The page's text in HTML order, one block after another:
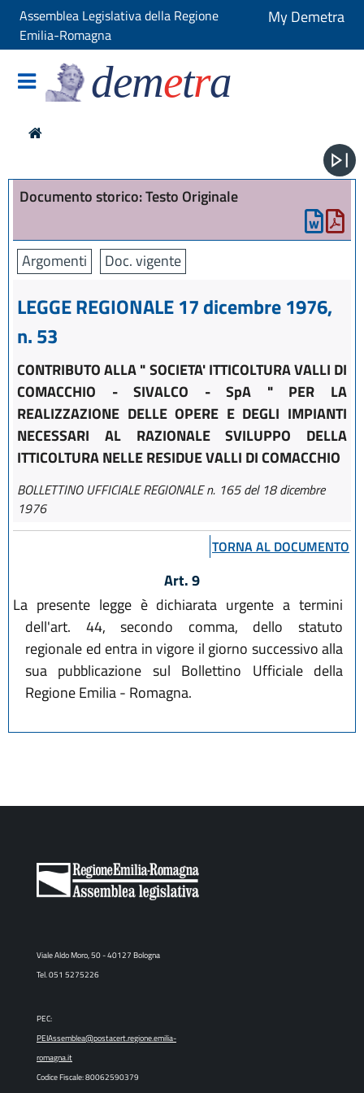
Assemblea Legislativa della Regione
Emilia-Romagna
My Demetra
demetra
Documento storico: Testo Originale
Argomenti Doc. vigente
LEGGE REGIONALE 17 dicembre 1976,
n. 53
CONTRIBUTO ALLA " SOCIETA' ITTICOLTURA VALLI DI
COMACCHIO - SIVALCO - SpA " PER LA
REALIZZAZIONE DELLE OPERE E DEGLI IMPIANTI
NECESSARI AL RAZIONALE SVILUPPO DELLA
ITTICOLTURA NELLE RESIDUE VALLI DI COMACCHIO
BOLLETTINO UFFICIALE REGIONALE n. 165 del 18 dicembre
1976
TORNA AL DOCUMENTO
Art. 9
La presente legge è dichiarata urgente a termini
dell'art. 44, secondo comma, dello statuto
regionale ed entra in vigore il giorno successivo alla
sua pubblicazione sul Bollettino Ufficiale della
Regione Emilia - Romagna.
Viale Aldo Moro, 50 - 40127 Bologna
Tel. 051 5275226
PEC:
PEIAssemblea@postacert.regione.emilia-
romagna.it
Codice Fiscale: 80062590379